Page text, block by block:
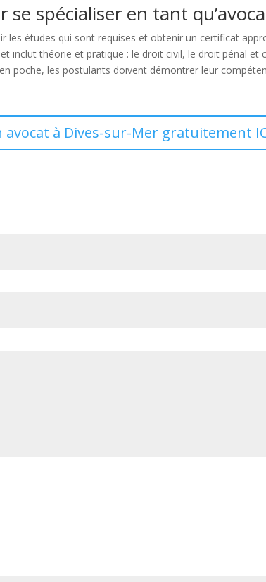
se spécialiser en tant
les études qui sont requises et obtenir un certificat
inclut théorie et pratique : le droit civil, le droit pénal et
poche, les postulants doivent démontrer leur
avocat à Dives-sur-Mer gratuitement